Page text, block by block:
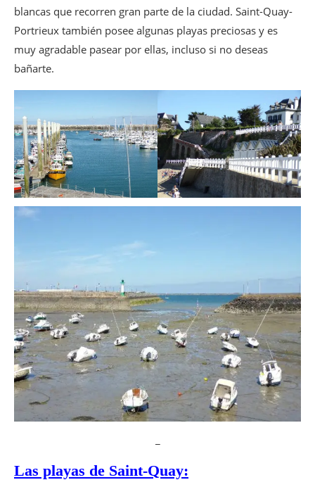
blancas que recorren gran parte de la ciudad. Saint-Quay-
Portrieux también posee algunas playas preciosas y es
muy agradable pasear por ellas, incluso si no deseas
bañarte.
Las playas de Saint-Quay: